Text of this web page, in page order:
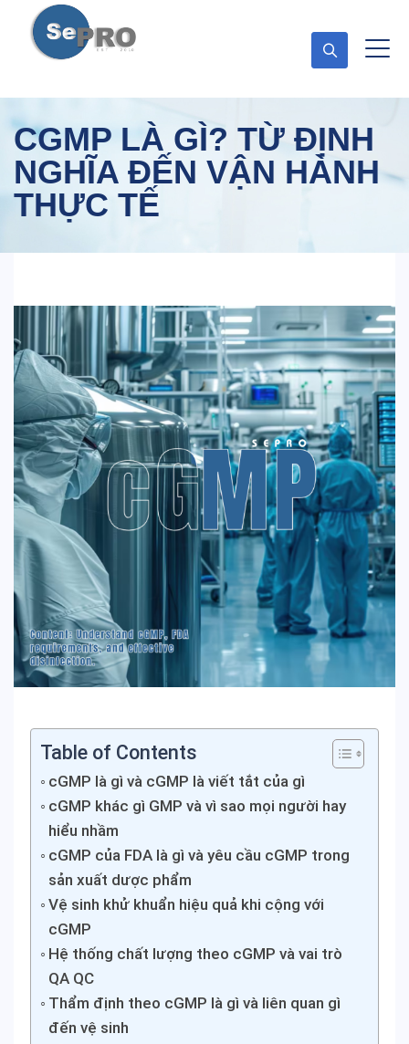
CGMP LÀ GÌ? TỪ ĐỊNH
NGHĨA ĐẾN VẬN HÀNH
THỰC TẾ
Table of Contents
cGMP là gì và cGMP là viết tắt của gì
cGMP khác gì GMP và vì sao mọi người hay
hiểu nhầm
cGMP của FDA là gì và yêu cầu cGMP trong
sản xuất dược phẩm
Vệ sinh khử khuẩn hiệu quả khi cộng với
cGMP
Hệ thống chất lượng theo cGMP và vai trò
QA QC
Thẩm định theo cGMP là gì và liên quan gì
đến vệ sinh